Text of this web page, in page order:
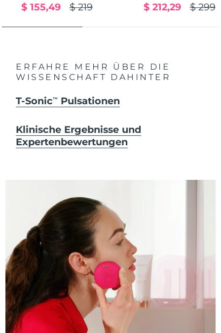
$ 219
$ 155,49 $ 299
$ 212,29
ERFAHRE MEHR ÜBER DIE
WISSENSCHAFT DAHINTER
T-SonicTM Pulsationen
Klinische Ergebnisse und
Expertenbewertungen